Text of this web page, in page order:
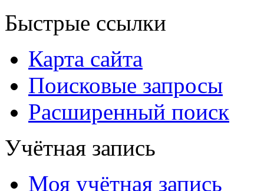
Быстрые ссылки
Карта сайта
Поисковые запросы
Расширенный поиск
Учётная запись
Моя учётная запись